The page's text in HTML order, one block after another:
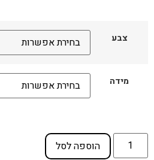
צבע
מידה
הוספה לסל